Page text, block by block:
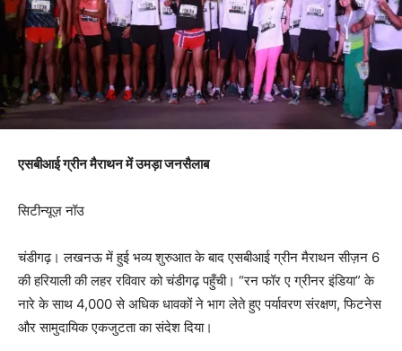
एसबीआई ग्रीन मैराथन में उमड़ा जनसैलाब
सिटीन्यूज़ नॉउ
चंडीगढ़। लखनऊ में हुई भव्य शुरुआत के बाद एसबीआई ग्रीन मैराथन सीज़न 6
की हरियाली की लहर रविवार को चंडीगढ़ पहुँची। “रन फॉर ए ग्रीनर इंडिया” के
नारे के साथ 4,000 से अधिक धावकों ने भाग लेते हुए पर्यावरण संरक्षण, फिटनेस
और सामुदायिक एकजुटता का संदेश दिया।